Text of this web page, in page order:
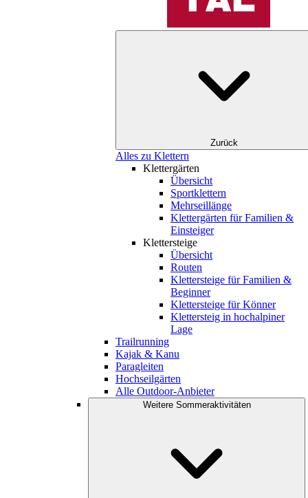
Zurück
Alles zu Klettern
Klettergärten
Übersicht
Sportklettern
Mehrseillänge
Klettergärten für Familien &
Einsteiger
Klettersteige
Übersicht
Routen
Klettersteige für Familien &
Beginner
Klettersteige für Könner
Klettersteig in hochalpiner
Lage
Trailrunning
Kajak & Kanu
Paragleiten
Hochseilgärten
Alle Outdoor-Anbieter
Weitere Sommeraktivitäten